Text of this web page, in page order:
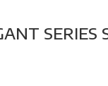
SERIES